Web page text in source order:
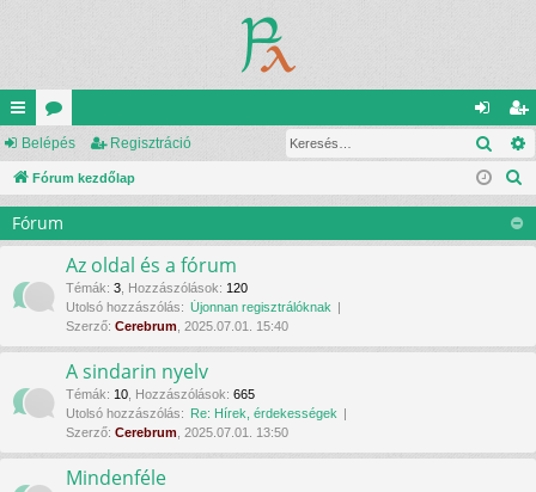
yo
rs
lin
ke
k
ór
u
ok
el
ép
eg
is
ztr
ác
Belépés Regisztráció
Fórum kezdőlap
Fórum
Az oldal és a fórum
Témák: 3 Hozzászólások: 120
Utolsó hozzászólás: Újonnan regisztrálóknak
Szerző: Cerebrum , 2025.07.01. 15:40
A sindarin nyelv
Témák: 10 Hozzászólások: 665
Utolsó hozzászólás: Re: Hírek, érdekességek
Szerző: Cerebrum , 2025.07.01. 13:50
Mindenféle